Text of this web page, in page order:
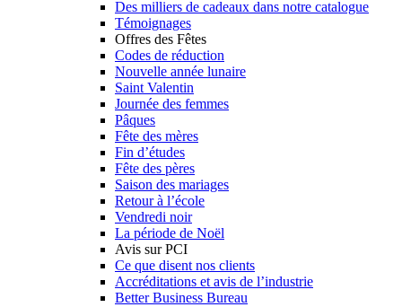
Des milliers de cadeaux dans notre catalogue
Témoignages
Offres des Fêtes
Codes de réduction
Nouvelle année lunaire
Saint Valentin
Journée des femmes
Pâques
Fête des mères
Fin d’études
Fête des pères
Saison des mariages
Retour à l’école
Vendredi noir
La période de Noël
Avis sur PCI
Ce que disent nos clients
Accréditations et avis de l’industrie
Better Business Bureau